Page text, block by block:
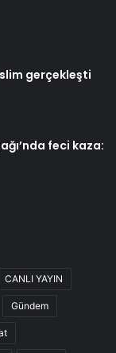
gerçekleşti
feci kaza:
CANLI YAYIN
Gündem